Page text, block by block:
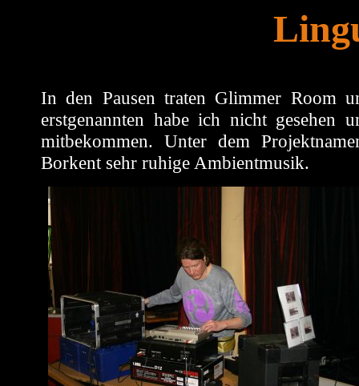
In den Pausen traten Glimmer Room
erstgenannten habe ich nicht
mitbekommen. Unter dem
Borkent sehr ruhige Ambientmusik.